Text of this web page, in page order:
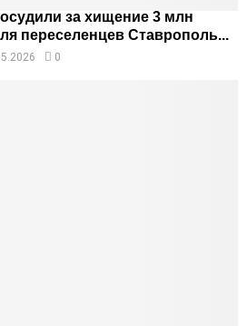
за хищение 3 млн
переселенцев Ставрополь...
0